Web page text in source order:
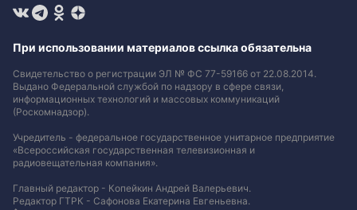
При использовании материалов ссылка обязательна
Свидетельство о регистрации ЭЛ № ФС 77-59166 от 22.08.2014.
Выдано Федеральной службой по надзору в сфере связи,
информационных технологий и массовых коммуникаций
(Роскомнадзор).
Учредитель - федеральное государственное унитарное предприятие
«Всероссийская государственная телевизионная и
радиовещательная компания».
Главный редактор - Копейкин Андрей Валерьевич.
Редактор ГТРК - Сафонова Екатерина Евгеньевна.